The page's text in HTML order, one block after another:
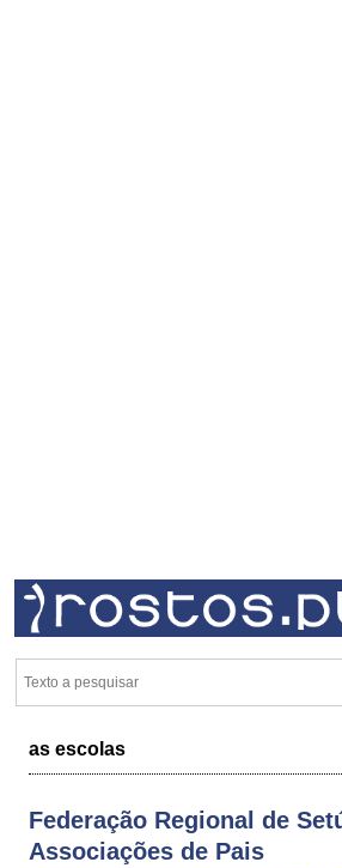
as escolas
Federação Regional de
Associações de Pais